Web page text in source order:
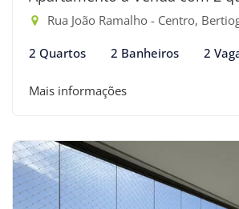
Rua João Ramalho - Centro,
2 Quartos 2 Banheiros 2
Mais informações